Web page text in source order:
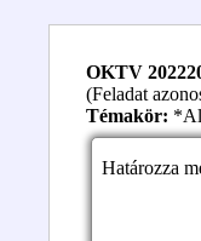
OKTV
(Feladat
Témakör:
Határozza